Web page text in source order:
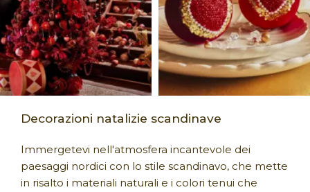
Decorazioni natalizie scandinave
Immergetevi nell'atmosfera incantevole dei
paesaggi nordici con lo stile scandinavo, che mette
in risalto i materiali naturali e i colori tenui che